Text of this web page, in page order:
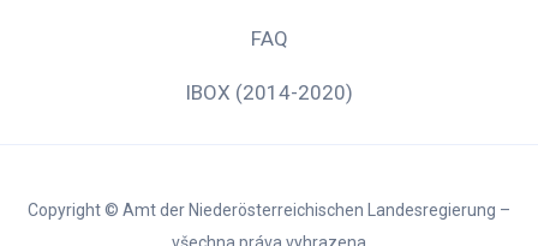
FAQ
IBOX (2014-2020)
Copyright © Amt der Niederösterreichischen Landesregierung –